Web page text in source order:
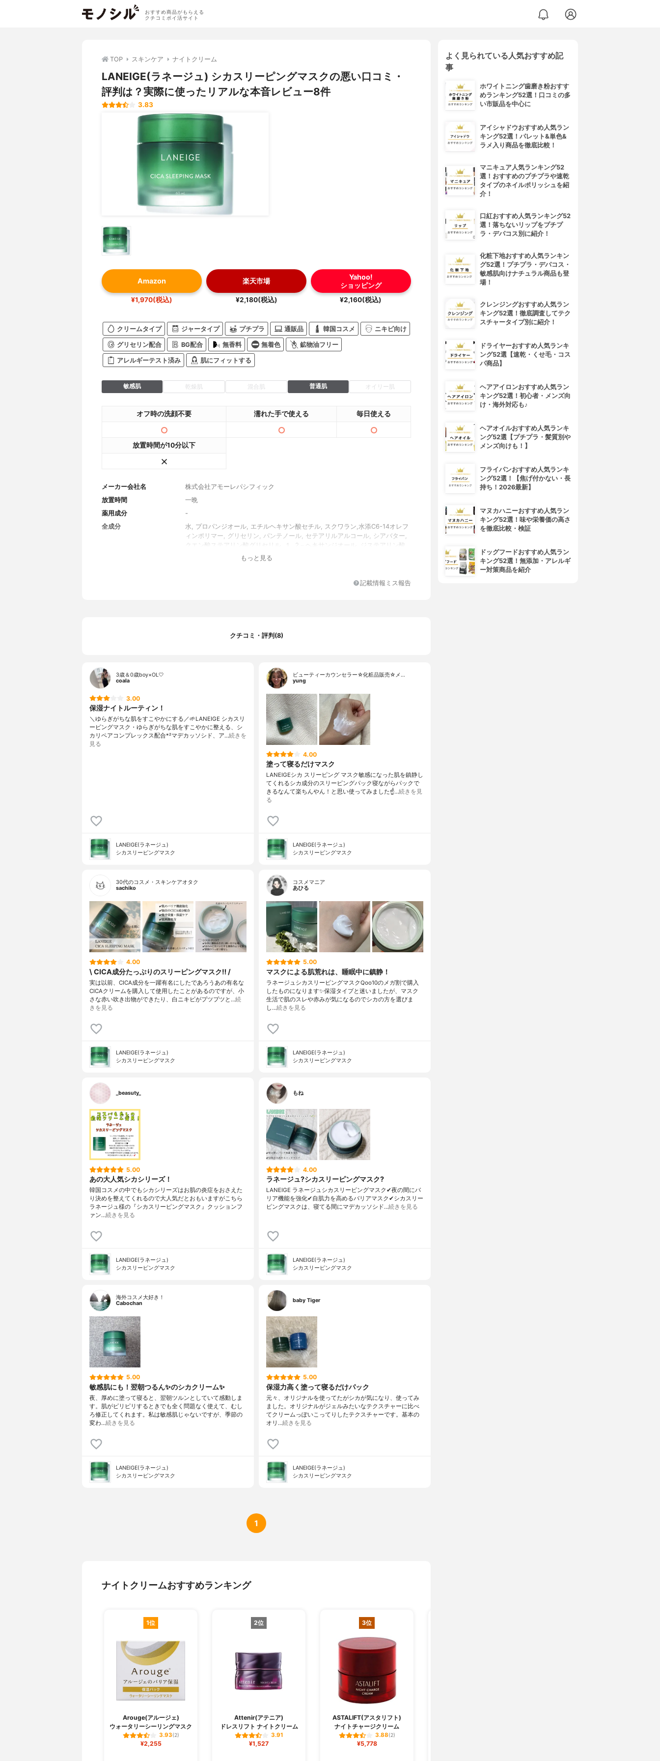
おすすめ商品がもらえる
クチコミポイ活サイト
TOP スキンケア ナイトクリーム
LANEIGE(ラネージュ) シカスリーピングマスクの悪い口コミ・
評判は？実際に使ったリアルな本音レビュー8件
3.83
Amazon
¥1,970(税込)
楽天市場
¥2,180(税込)
Yahoo!
ショッピング
¥2,160(税込)
クリームタイプ ジャータイプ プチプラ 通販品 韓国コスメ ニキビ向け
グリセリン配合 BG配合 無香料 無着色 鉱物油フリー
アレルギーテスト済み 肌にフィットする
敏感肌 乾燥肌 混合肌 普通肌 オイリー肌
オフ時の洗顔不要 濡れた手で使える 毎日使える
放置時間が10分以下
メーカー会社名
株式会社アモーレパシフィック
放置時間
一晩
薬用成分
-
全成分
水, プロパンジオール, エチルヘキサン酸セチル, スクワラン,水添C6-14オレフ
ィンポリマー, グリセリン, パンテノール, セテアリルアルコール, シアバター,
クエン酸ステアリン酸グリセリル, １, 2－ヘキサンジオール, ジステアリン酸
ポリグリセリルー３メチルグルコース, ステアリン酸ポリグリセリル－１０, ア
リセリン, ＥＤＴＡ－２Ｎａ, アシアチコシド, Madecassic Acid, イソステアリ
もっと見る
記載情報ミス報告
クチコミ・評判(8)
3歳＆0歳boy×OL🤍
coala
3.00
保湿ナイトルーティン！
＼ゆらぎがちな肌をすこやかにする／🌱LANEIGE シカスリ
ーピングマスク・ゆらぎがちな肌をすこやかに整える、シ
カリペアコンプレックス配合*²マデカッソシド、ア…続きを
見る
LANEIGE(ラネージュ)
シカスリーピングマスク
ビューティーカウンセラー☆化粧品販売☆メ…
yung
4.00
塗って寝るだけマスク
LANEIGEシカ スリーピング マスク敏感になった肌を鎮静し
てくれるシカ成分のスリーピングパック寝ながらパックで
きるなんて楽ちんやん！と思い使ってみました☝️…続きを見
る
LANEIGE(ラネージュ)
シカスリーピングマスク
30代のコスメ・スキンケアオタク
sachiko
4.00
\ CICA成分たっぷりのスリーピングマスク‼︎ /
実は以前、CICA成分を一躍有名にしたであろうあの有名な
CICAクリームを購入して使用したことがあるのですが、小
さな赤い吹き出物ができたり、白ニキビがプツプツと…続
きを見る
LANEIGE(ラネージュ)
シカスリーピングマスク
コスメマニア
あひる
5.00
マスクによる肌荒れは、睡眠中に鎮静！
ラネージュシカスリーピングマスクQoo10のメガ割で購入
したものになります✨保湿タイプと迷いましたが、マスク
生活で肌のスレや赤みが気になるのでシカの方を選びま
し…続きを見る
LANEIGE(ラネージュ)
シカスリーピングマスク
_beasuty_
5.00
あの大人気シカシリーズ！
韓国コスメの中でもシカシリーズはお肌の炎症をおさえた
り決めを整えてくれるので大人気だとおもいますがこちら
ラネージュ様の『シカスリーピングマスク』クッションフ
ァン…続きを見る
LANEIGE(ラネージュ)
シカスリーピングマスク
もね
4.00
ラネージュ?シカスリーピングマスク?
LANEIGE ラネージュシカスリーピングマスク✔︎夜の間にバ
リア機能を強化✔︎自肌力を高めるバリアマスク✔︎シカスリー
ピングマスクは、寝てる間にマデカッソシド…続きを見る
LANEIGE(ラネージュ)
シカスリーピングマスク
海外コスメ大好き！
Cabochan
5.00
敏感肌にも！翌朝つるん✨のシカクリーム✨
夜、厚めに塗って寝ると、翌朝ツルンとしていて感動しま
す。肌がピリピリするときでも全く問題なく使えて、むし
ろ修正してくれます。私は敏感肌じゃないですが、季節の
変わ…続きを見る
LANEIGE(ラネージュ)
シカスリーピングマスク
baby Tiger
5.00
保湿力高く塗って寝るだけパック
元々、オリジナルを使ってたがシカが気になり、使ってみ
ました。オリジナルがジェルみたいなテクスチャーに比べ
てクリームっぽいこってりしたテクスチャーです。基本の
オリ…続きを見る
LANEIGE(ラネージュ)
シカスリーピングマスク
1
ナイトクリームおすすめランキング
1位
Arouge(アルージェ)
ウォータリーシーリングマスク
3.93(2)
¥2,255
2位
Attenir(アテニア)
ドレスリフト ナイトクリーム
3.91
¥1,527
3位
ASTALIFT(アスタリフト)
ナイトチャージクリーム
3.88(2)
¥5,778
よく見られている人気おすすめ記
事
ホワイトニング歯磨き粉おすす
めランキング52選！口コミの多
い市販品を中心に
アイシャドウおすすめ人気ラン
キング52選！パレット&単色&
ラメ入り商品を徹底比較！
マニキュア人気ランキング52
選！おすすめのプチプラや速乾
タイプのネイルポリッシュを紹
介！
口紅おすすめ人気ランキング52
選！落ちないリップをプチプ
ラ・デパコス別に紹介！
化粧下地おすすめ人気ランキン
グ52選！プチプラ・デパコス・
敏感肌向けナチュラル商品も登
場！
クレンジングおすすめ人気ラン
キング52選！徹底調査してテク
スチャータイプ別に紹介！
ドライヤーおすすめ人気ランキ
ング52選【速乾・くせ毛・コス
パ商品】
ヘアアイロンおすすめ人気ラン
キング52選！初心者・メンズ向
け・海外対応も♪
ヘアオイルおすすめ人気ランキ
ング52選【プチプラ・髪質別や
メンズ向けも！】
フライパンおすすめ人気ランキ
ング52選！【焦げ付かない・長
持ち！2026最新】
マヌカハニーおすすめ人気ラン
キング52選！味や栄養価の高さ
を徹底比較・検証
ドッグフードおすすめ人気ラン
キング52選！無添加・アレルギ
ー対策商品を紹介